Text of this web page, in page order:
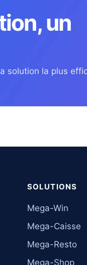
un
solution la plus
SOLUTIONS
Mega-Win
Mega-Caisse
Mega-Resto
Mega-Shop